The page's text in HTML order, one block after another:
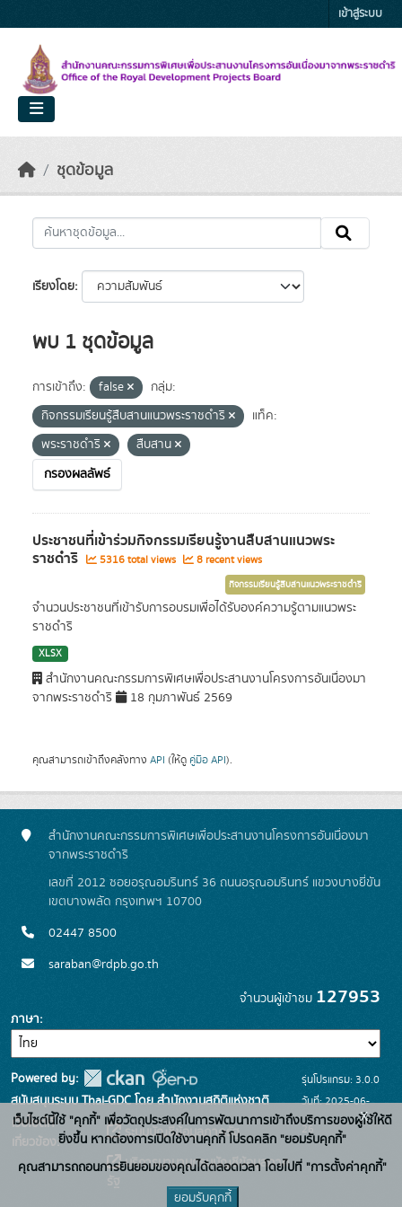
เข้าสู่ระบบ
ชุดข้อมูล
เรียงโดย
พบ 1 ชุดข้อมูล
การเข้าถึง: false
กลุ่ม:
กิจกรรมเรียนรู้สืบสานแนวพระราชดำริ
แท็ค:
พระราชดำริ
สืบสาน
กรองผลลัพธ์
ประชาชนที่เข้าร่วมกิจกรรมเรียนรู้งานสืบสานแนวพระ
ราชดำริ 5316 total views 8 recent views
กิจกรรมเรียนรู้สืบสานแนวพระราชดำริ
จำนวนประชาชนที่เข้ารับการอบรมเพื่อได้รับองค์ความรู้ตามแนวพระ
ราชดำริ
XLSX
สำนักงานคณะกรรมการพิเศษเพื่อประสานงานโครงการอันเนื่องมา
จากพระราชดำริ
18 กุมภาพันธ์ 2569
คุณสามารถเข้าถึงคลังทาง API (ให้ดู คู่มือ API).
สำนักงานคณะกรรมการพิเศษเพื่อประสานงานโครงการอันเนื่องมา
จากพระราชดำริ
เลขที่ 2012 ซอยอรุณอมรินทร์ 36 ถนนอรุณอมรินทร์ แขวงบางยี่ขัน
เขตบางพลัด กรุงเทพฯ 10700
02447 8500
saraban@rdpb.go.th
จำนวนผู้เข้าชม 127953
ภาษา
Powered by:
สนับสนุนระบบ Thai-GDC โดย สำนักงานสถิติแห่งชาติ
เว็บไซต์ที่
เกี่ยวข้อง:
ระบบบัญชีข้อมูลภาครัฐ
บริการนามานุกรมบัญชีข้อมูลภาค
รุ่นโปรแกรม: 3.0.0
วันที่: 2025-06-
26
เว็บไซต์นี้ใช้ "คุกกี้" เพื่อวัตถุประสงค์ในการพัฒนาการเข้าถึงบริการของผู้ใช้ให้ดี
ยิ่งขึ้น หากต้องการเปิดใช้งานคุกกี้ โปรดคลิก "ยอมรับคุกกี้"
คุณสามารถถอนการยินยอมของคุณได้ตลอดเวลา โดยไปที่ "การตั้งค่าคุกกี้"
ยอมรับคุกกี้
x